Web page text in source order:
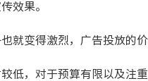
效果。
就变得激烈，广告投放的
低，对于预算有限以及注